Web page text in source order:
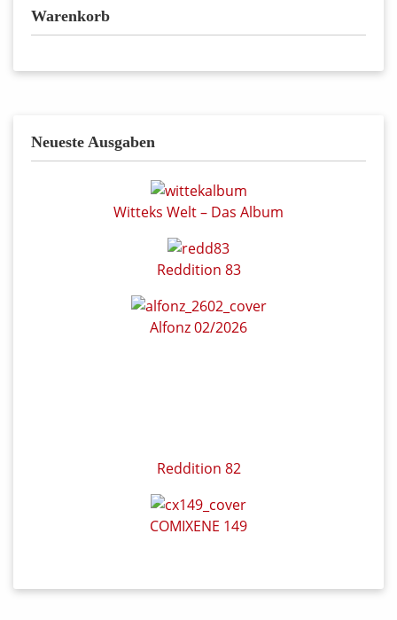
Warenkorb
Neueste Ausgaben
Witteks Welt – Das Album
Reddition 83
Alfonz 02/2026
Meine Daten